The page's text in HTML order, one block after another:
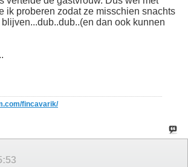
ik proberen zodat ze misschien snachts
dan ook kunnen
fincavarik/